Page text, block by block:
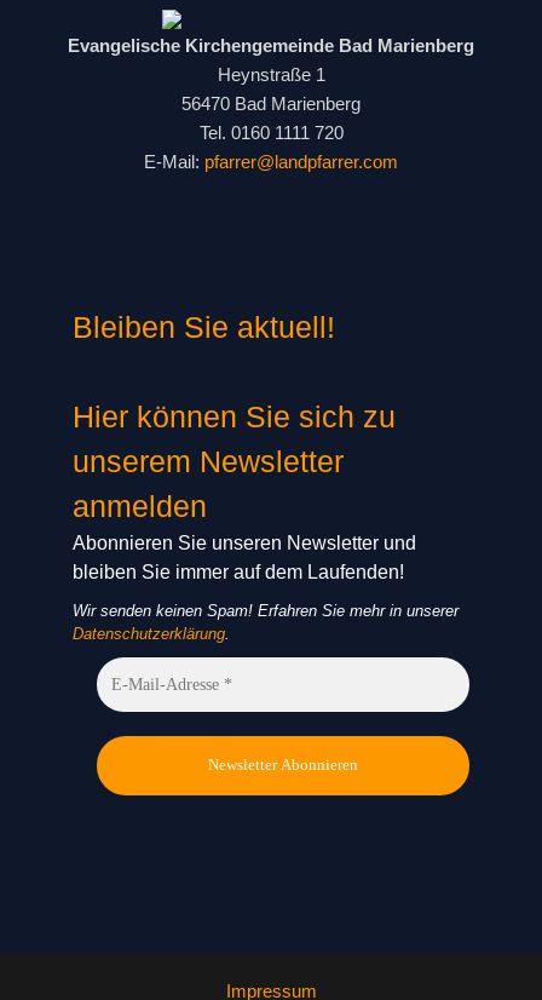
Evangelische Kirchengemeinde Bad Marienberg
Heynstraße 1
56470 Bad Marienberg
Tel. 0160 1111 720
E-Mail: pfarrer@landpfarrer.com
Bleiben Sie aktuell!
Hier können Sie sich zu
unserem Newsletter
anmelden
Abonnieren Sie unseren Newsletter und
bleiben Sie immer auf dem Laufenden!
Wir senden keinen Spam! Erfahren Sie mehr in unserer
Datenschutzerklärung.
Impressum